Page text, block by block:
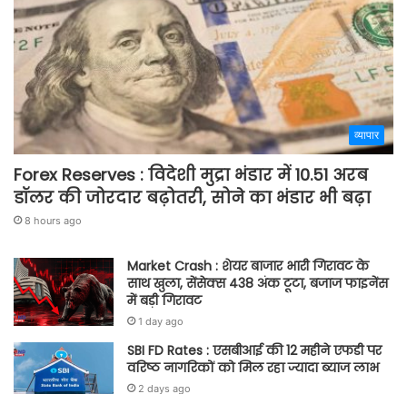
व्यापार
Forex Reserves : विदेशी मुद्रा भंडार में 10.51 अरब
डॉलर की जोरदार बढ़ोतरी, सोने का भंडार भी बढ़ा
8 hours ago
Market Crash : शेयर बाजार भारी गिरावट के
साथ खुला, सेंसेक्स 438 अंक टूटा, बजाज फाइनेंस
में बड़ी गिरावट
1 day ago
SBI FD Rates : एसबीआई की 12 महीने एफडी पर
वरिष्ठ नागरिकों को मिल रहा ज्यादा ब्याज लाभ
2 days ago